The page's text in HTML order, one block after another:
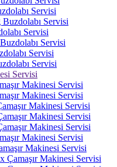
Servisi
Buzdolabı Servisi
Servisi
Servisi
Servisi
Servisi
Servisi
Makinesi Servisi
Makinesi Servisi
Makinesi Servisi
Makinesi Servisi
Makinesi Servisi
Makinesi Servisi
Makinesi Servisi
Çamaşır Makinesi Servisi